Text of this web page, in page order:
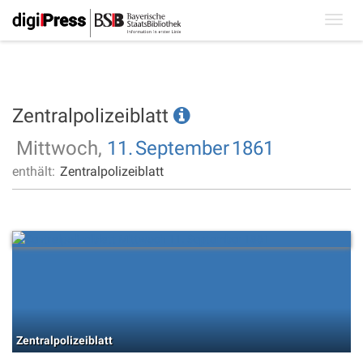
Zentralpolizeiblatt
Mittwoch, 11.September1861
enthält: Zentralpolizeiblatt
Zentralpolizeiblatt